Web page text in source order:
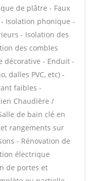
de plâtre - Faux
Isolation phonique -
- Isolation des
des combles
décorative - Enduit -
dalles PVC, etc) -
faibles -
Chaudière /
de bain clé en
rangements sur
- Rénovation de
électrique
de portes et